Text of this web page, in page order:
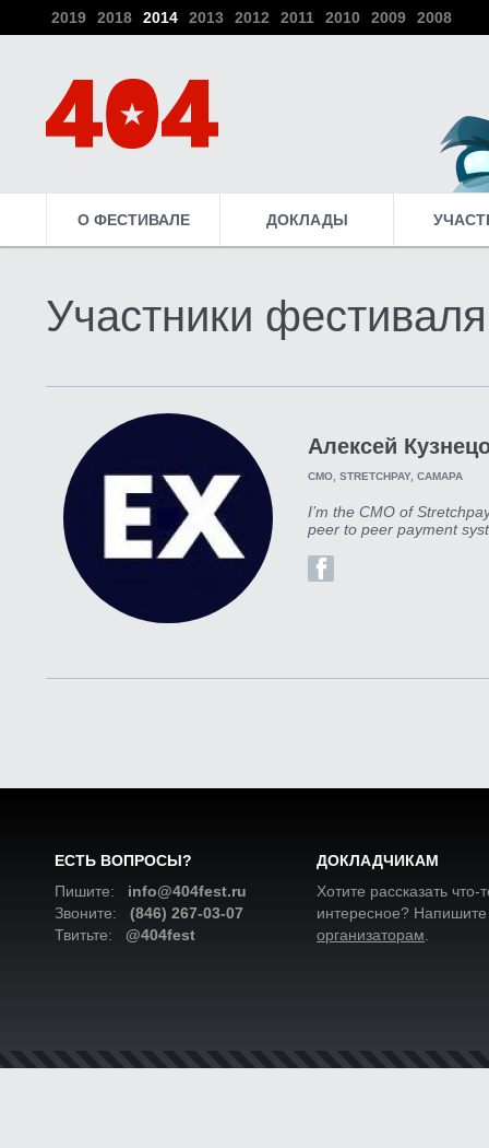
2019 2018 2014 2013 2012 2011 2010 2009 2008
О ФЕСТИВАЛЕ ДОКЛАДЫ
Участники фестиваля
Алексей
CMO, STRETCHPAY, САМАРА
I’m the CMO of
peer to peer payment
ЕСТЬ ВОПРОСЫ?
Пишите: info@404fest.ru
Звоните: (846) 267-03-07
Твитьте: @404fest
ДОКЛАДЧИКАМ
Хотите рассказать что-
интересное?
организаторам